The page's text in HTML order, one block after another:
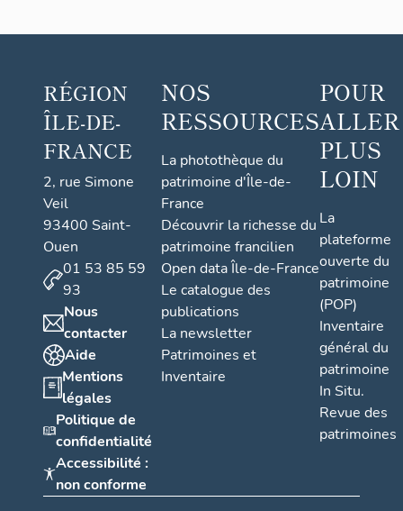
RÉGION
ÎLE-DE-
FRANCE
2, rue Simone
Veil
93400 Saint-
Ouen
01 53 85 59
93
Nous
contacter
Aide
Mentions
légales
Politique de
confidentialité
Accessibilité :
non conforme
NOS
RESSOURCES
La photothèque du
patrimoine d'Île-de-
France
Découvrir la richesse du
patrimoine francilien
Open data Île-de-France
Le catalogue des
publications
La newsletter
Patrimoines et
Inventaire
POUR
ALLER
PLUS
LOIN
La
plateforme
ouverte du
patrimoine
(POP)
Inventaire
général du
patrimoine
In Situ.
Revue des
patrimoines